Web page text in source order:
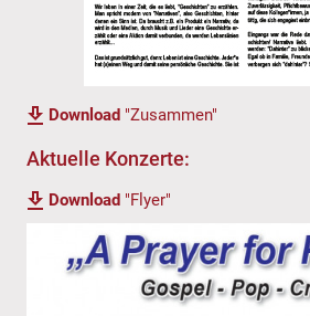
Download "Zusammen"
Aktuelle Konzerte:
Download "Flyer"